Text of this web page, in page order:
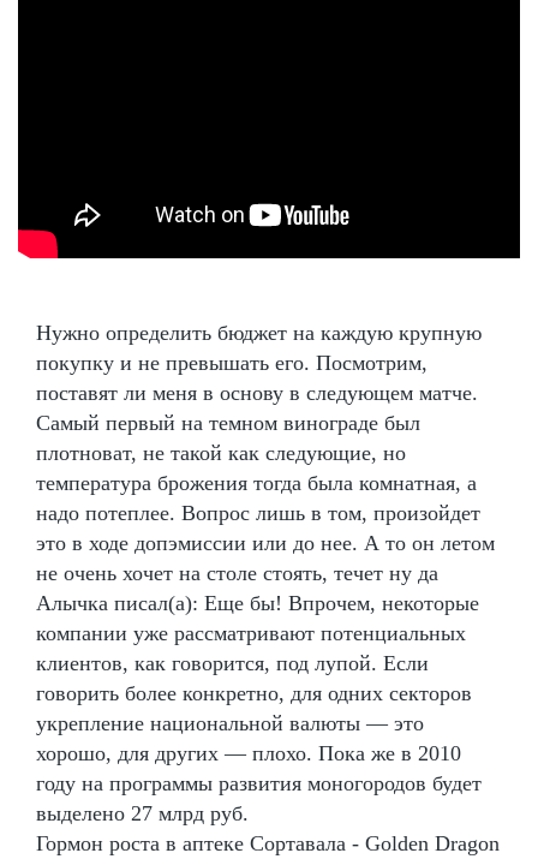
Нужно определить бюджет на каждую крупную
покупку и не превышать его. Посмотрим,
поставят ли меня в основу в следующем матче.
Самый первый на темном винограде был
плотноват, не такой как следующие, но
температура брожения тогда была комнатная, а
надо потеплее. Вопрос лишь в том, произойдет
это в ходе допэмиссии или до нее. А то он летом
не очень хочет на столе стоять, течет ну да
Алычка писал(а): Еще бы! Впрочем, некоторые
компании уже рассматривают потенциальных
клиентов, как говорится, под лупой. Если
говорить более конкретно, для одних секторов
укрепление национальной валюты — это
хорошо, для других — плохо. Пока же в 2010
году на программы развития моногородов будет
выделено 27 млрд руб.
Гормон роста в аптеке Сортавала - Golden Dragon